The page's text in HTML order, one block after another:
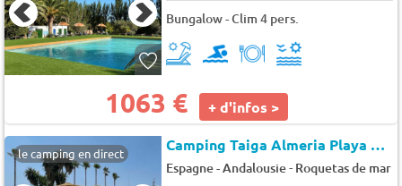
Bungalow - Clim 4 pers.
1063 € + d'infos >
le camping en direct Camping Taiga Almeria Playa
Espagne - Andalousie- Roquetas de mar